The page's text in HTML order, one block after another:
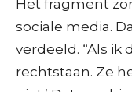
Het fragment
sociale media.
verdeeld. “Als ik
rechtstaan. Ze